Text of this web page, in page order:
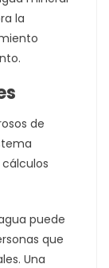
la
de
puede
que
Una